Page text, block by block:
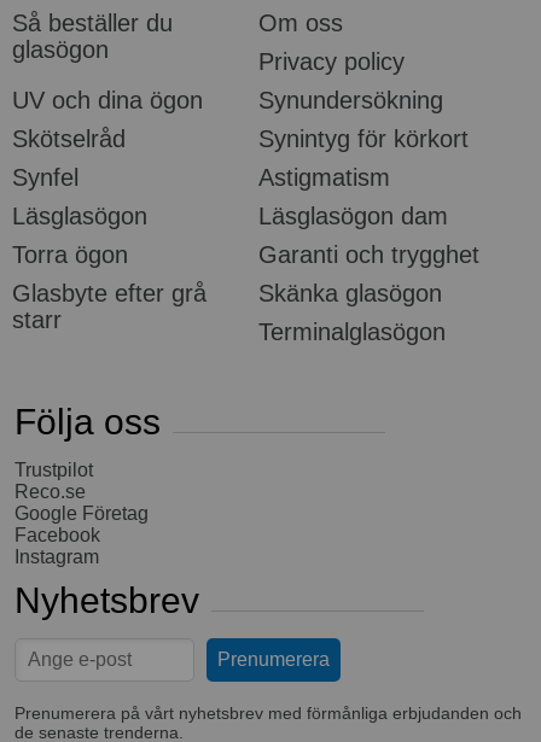
Så beställer du
glasögon
Om oss
Privacy policy
UV och dina ögon
Synundersökning
Skötselråd
Synintyg för körkort
Synfel
Astigmatism
Läsglasögon
Läsglasögon dam
Torra ögon
Garanti och trygghet
Glasbyte efter grå
starr
Skänka glasögon
Terminalglasögon
Följa oss
Trustpilot
Reco.se
Google Företag
Facebook
Instagram
Nyhetsbrev
Prenumerera på vårt nyhetsbrev med förmånliga erbjudanden och
de senaste trenderna.